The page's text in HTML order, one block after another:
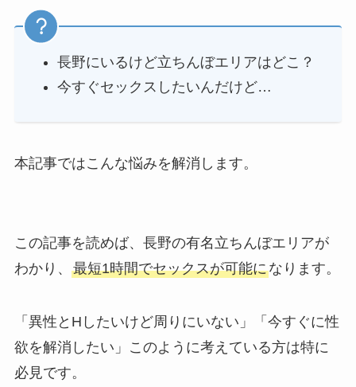
長野にいるけど立ちんぼエリアはどこ？
今すぐセックスしたいんだけど…
本記事ではこんな悩みを解消します。
この記事を読めば、長野の有名立ちんぼエリアが
わかり、 最短1時間でセックスが可能になります。
「異性とHしたいけど周りにいない」「今すぐに性
欲を解消したい」このように考えている方は特に
必見です。